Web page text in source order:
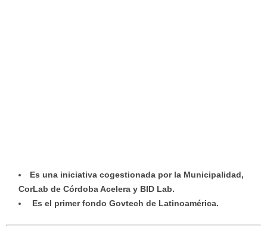
Es una iniciativa cogestionada por la Municipalidad,
CorLab de Córdoba Acelera y BID Lab.
Es el primer fondo Govtech de Latinoamérica.